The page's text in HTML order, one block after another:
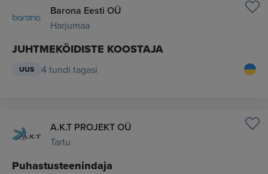
Barona Eesti OÜ
Harjumaa
JUHTMEKÖIDISTE KOOSTAJA
UUS 4 tundi tagasi
A.K.T PROJEKT OÜ
Tartu
Puhastusteenindaja